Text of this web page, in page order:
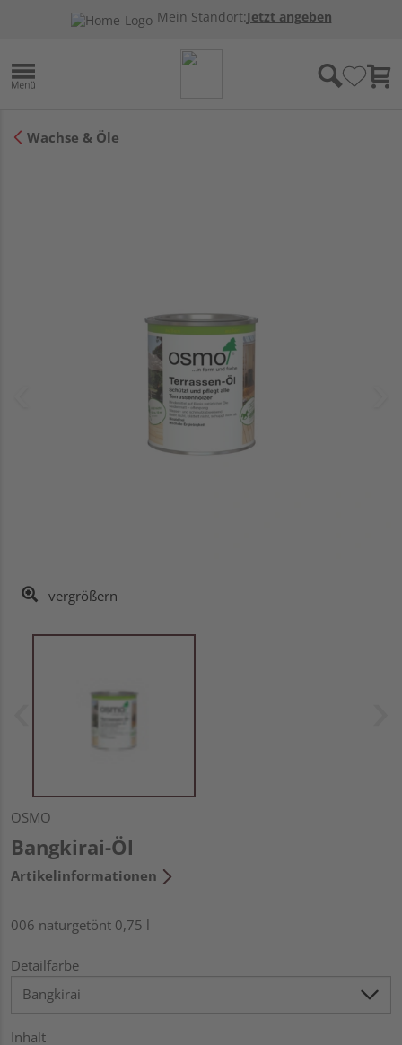
Mein Standort:Jetzt angeben
Wachse & Öle
vergrößern
OSMO
Bangkirai-Öl
Artikelinformationen
006 naturgetönt 0,75 l
Detailfarbe
Inhalt